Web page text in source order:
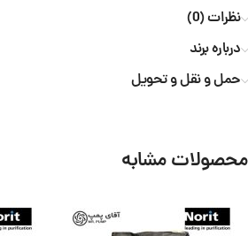
نظرات (0)
درباره برند
حمل و نقل و تحویل
محصولات مشابه